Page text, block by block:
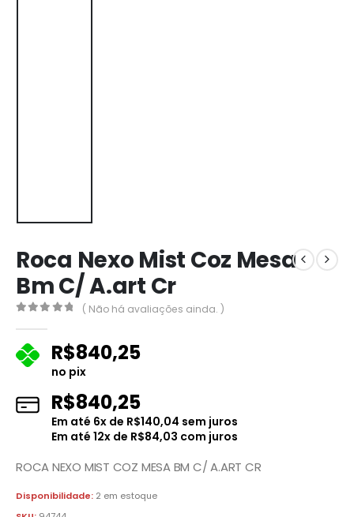
Roca Nexo Mist Coz Mesa
Bm C/ A.art Cr
( Não há avaliações ainda. )
R$840,25
no pix
R$840,25
Em até 6x de R$140,04 sem juros
Em até 12x de R$84,03 com juros
ROCA NEXO MIST COZ MESA BM C/ A.ART CR
Disponibilidade: 2 em estoque